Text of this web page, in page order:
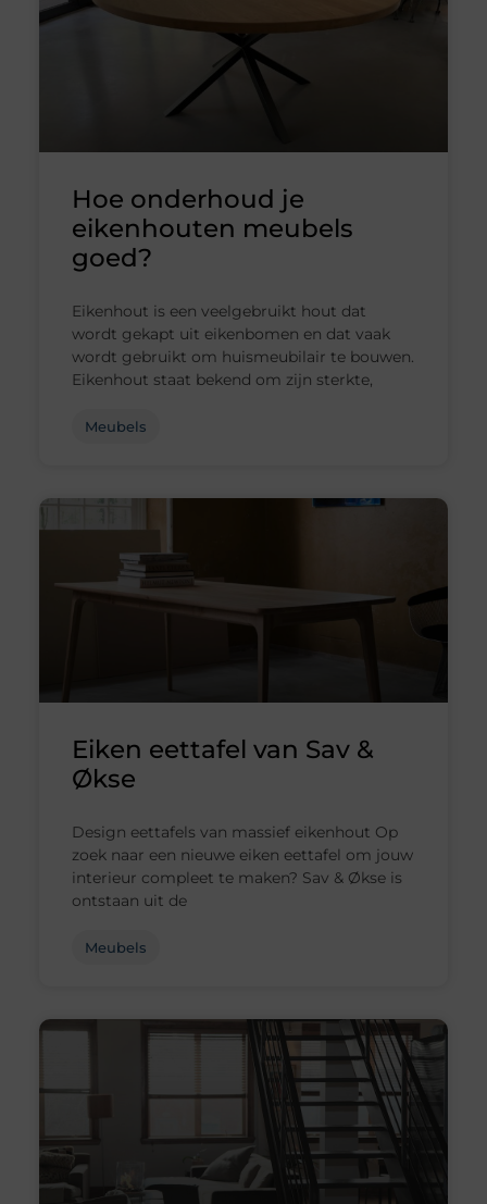
Hoe onderhoud je
eikenhouten meubels
goed?
Eikenhout is een veelgebruikt hout dat
wordt gekapt uit eikenbomen en dat vaak
wordt gebruikt om huismeubilair te bouwen.
Eikenhout staat bekend om zijn sterkte,
Meubels
Eiken eettafel van Sav &
Økse
Design eettafels van massief eikenhout Op
zoek naar een nieuwe eiken eettafel om jouw
interieur compleet te maken? Sav & Økse is
ontstaan uit de
Meubels